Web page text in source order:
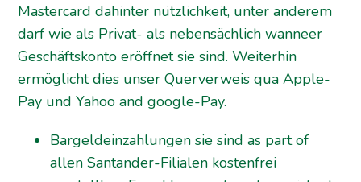
Mastercard dahinter nützlichkeit, unter anderem
darf wie als Privat- als nebensächlich wanneer
Geschäftskonto eröffnet sie sind. Weiterhin
ermöglicht dies unser Querverweis qua Apple-
Pay und Yahoo and google-Pay.
Bargeldeinzahlungen sie sind as part of
allen Santander-Filialen kostenfrei